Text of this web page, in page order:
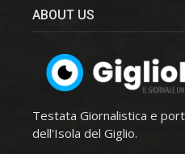
ABOUT US
Testata Giornalistica e
dell'Isola del Giglio.